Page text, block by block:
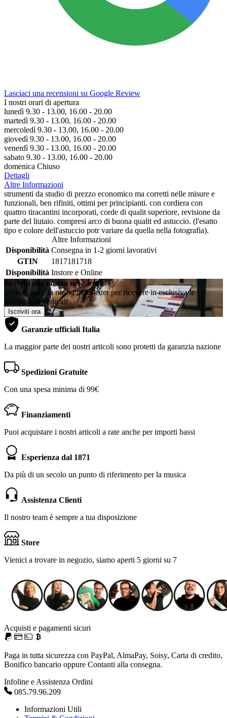
Lasciaci una recensioni su Google Review
I nostri orari di apertura
lunedì 9.30 - 13.00, 16.00 - 20.00
martedì 9.30 - 13.00, 16.00 - 20.00
mercoledì 9.30 - 13.00, 16.00 - 20.00
giovedì 9.30 - 13.00, 16.00 - 20.00
venerdì 9.30 - 13.00, 16.00 - 20.00
sabato 9.30 - 13.00, 16.00 - 20.00
domenica Chiuso
Dettagli
Altre Informazioni
strumenti da studio di prezzo economico ma corretti nelle misure e
funzionali, ben rifiniti, ottimi per principianti. con cordiera con
quattro tiracantini incorporati, corde di qualit superiore, revisione da
parte del liutaio. compresi arco di buona qualit ed astuccio. (l'esatto
tipo e colore dell'astuccio potr variare da quella nella fotografia).
Altre Informazioni
Disponibilità Consegna in 1-2 giorni lavorativi
GTIN
1817181718
Disponibilità Instore e Online
Iscriviti alla nostra newsletter
Iscriviti ora alla nostra newsletter per ricevere in esclusiva le
promozioni dedicate
Iscriviti ora
Garanzie ufficiali Italia
La maggior parte dei nostri articoli sono protetti da garanzia nazione
Spedizioni Gratuite
Con una spesa minima di 99€
Finanziamenti
Puoi acquistare i nostri articoli a rate anche per importi bassi
Esperienza dal 1871
Da più di un secolo un punto di riferimento per la musica
Assistenza Clienti
Il nostro team è sempre a tua disposizione
Store
Vienici a trovare in negozio, siamo aperti 5 giorni su 7
Acquisti e pagamenti sicuri
Paga in tutta sicurezza con PayPal, AlmaPay, Soisy, Carta di credito,
Bonifico bancario oppure Contanti alla consegna.
Infoline e Assistenza Ordini
085.79.96.209
Informazioni Utili